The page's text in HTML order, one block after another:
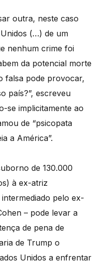
outra, neste caso
(…) de um
nenhum crime foi
da potencial morte
falsa pode provocar,
país?”, escreveu
se implicitamente ao
de “psicopata
a América”.
de 130.000
à ex-atriz
pelo ex-
– pode levar a
de pena de
de Trump o
Unidos a enfrentar